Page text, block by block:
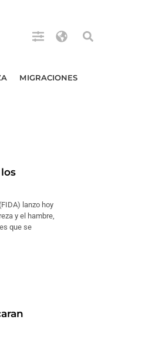
MIGRACIONES
lanzo hoy
y el hambre,
que se